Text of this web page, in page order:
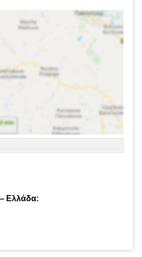
Ελλάδα: